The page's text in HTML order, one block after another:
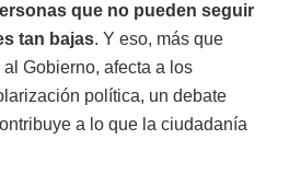
que no pueden seguir
tan bajas. Y eso, más que
Gobierno, afecta a los
política, un debate
a lo que la ciudadanía